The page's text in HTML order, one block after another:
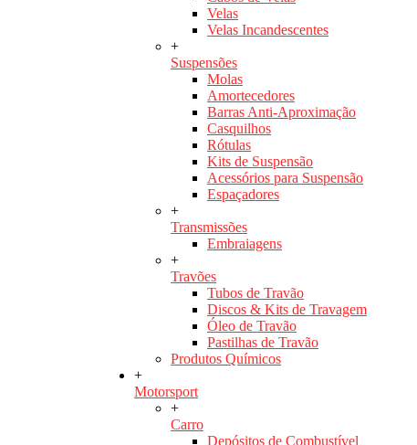
Velas
Velas Incandescentes
+
Suspensões
Molas
Amortecedores
Barras Anti-Aproximação
Casquilhos
Rótulas
Kits de Suspensão
Acessórios para Suspensão
Espaçadores
+
Transmissões
Embraiagens
+
Travões
Tubos de Travão
Discos & Kits de Travagem
Óleo de Travão
Pastilhas de Travão
Produtos Químicos
+
Motorsport
+
Carro
Depósitos de Combustível